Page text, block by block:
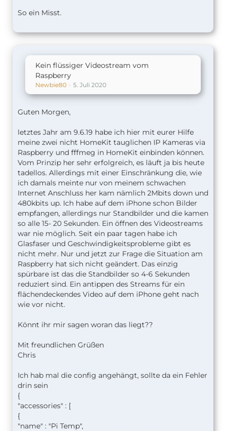
So ein Misst.
Kein flüssiger Videostream vom
Raspberry
Newbie80 5. Juli 2020
Guten Morgen,
letztes Jahr am 9.6.19 habe ich hier mit eurer Hilfe
meine zwei nicht HomeKit tauglichen IP Kameras via
Raspberry und fffmeg in HomeKit einbinden können.
Vom Prinzip her sehr erfolgreich, es läuft ja bis heute
tadellos. Allerdings mit einer Einschränkung die, wie
ich damals meinte nur von meinem schwachen
Internet Anschluss her kam nämlich 2Mbits down und
480kbits up. Ich habe auf dem iPhone schon Bilder
empfangen, allerdings nur Standbilder und die kamen
so alle 15- 20 Sekunden. Ein öffnen des Videostreams
war nie möglich. Seit ein paar tagen habe ich
Glasfaser und Geschwindigkeitsprobleme gibt es
nicht mehr. Nur und jetzt zur Frage die Situation am
Raspberry hat sich nicht geändert. Das einzig
spürbare ist das die Standbilder so 4-6 Sekunden
reduziert sind. Ein antippen des Streams für ein
flächendeckendes Video auf dem iPhone geht nach
wie vor nicht.
Könnt ihr mir sagen woran das liegt??
Mit freundlichen Grüßen
Chris
Ich hab mal die config angehängt, sollte da ein Fehler
drin sein
{
"accessories" : [
{
"name" : "Pi Temp",